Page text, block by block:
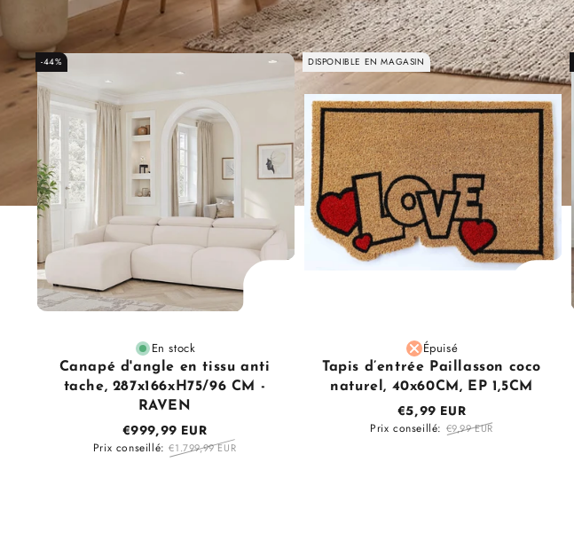
-44%
En stock
Canapé d'angle en tissu anti
tache, 287x166xH75/96 CM -
RAVEN
€999,99 EUR
Prix conseillé: €1.799,99 EUR
DISPONIBLE EN MAGASIN
Épuisé
Tapis d’entrée Paillasson coco
naturel, 40x60CM, EP 1,5CM
€5,99 EUR
Prix conseillé: €9,99 EUR